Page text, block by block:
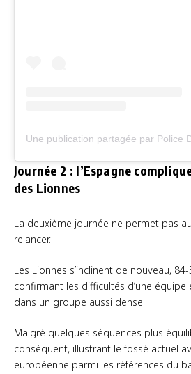
Journée 2 : l’Espagne
des Lionnes
La deuxième journée ne permet pas
relancer.
Les Lionnes s’inclinent de nouveau, 84-
confirmant les difficultés d’une
dans un groupe aussi dense.
Malgré quelques séquences plus
conséquent, illustrant le fossé actuel
européenne parmi les références du